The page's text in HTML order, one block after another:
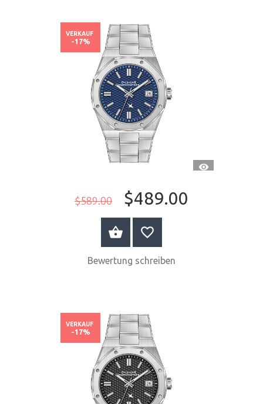
$589.00 $489.00
VERKAUF
-17%
JETZT KAUFEN
Bewertung schreiben
VERKAUF
-17%